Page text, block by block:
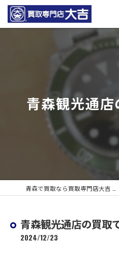
青森観光通店
青森観光通店の買取
2024/12/23